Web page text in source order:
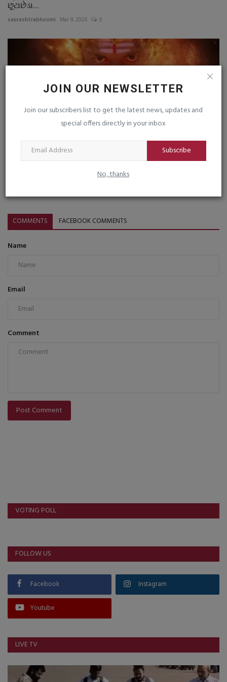
JOIN OUR NEWSLETTER
Join our subscribers list to get the latest news, updates and
special offers directly in your inbox
Subscribe
No, thanks
છૂટાછેડા...
saurashtrabhoomi Mar 9, 2026 0
'આ અમારી પોતાની વ્યાખ્યા છે', ‘રામાયણ’ના કોસ્ચ્યુમ્સ પર...
COMMENTS FACEBOOK COMMENTS
Name
Email
Comment
Post Comment
VOTING POLL
FOLLOW US
Facebook Instagram
Youtube
LIVE TV